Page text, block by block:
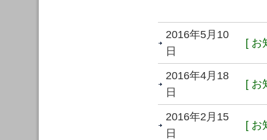
2016年5月10
日
[ お
2016年4月18
日
[ お
2016年2月15
日
[ お